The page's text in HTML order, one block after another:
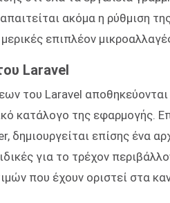
ακόμα η ρύθμιση
επιπλέον
Laravel
του Laravel
κατάλογο της εφαρμογής.
δημιουργείται επίσης ένα
για το τρέχον
που έχουν οριστεί στα